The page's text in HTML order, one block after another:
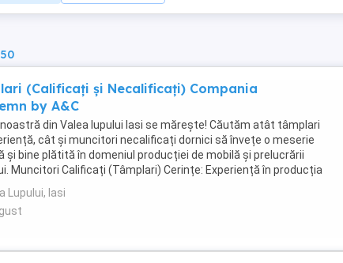
50
(Calificați și Necalificați) Compania
by A&C
noastră din Valea lupului Iasi se mărește! Căutăm atât tâmplari
cât și muncitori necalificați dornici să învețe o meserie
și bine plătită în domeniul producției de mobilă și prelucrării
Muncitori Calificați (Tâmplari) Cerințe: Experiență în producția
...
Lupului, Iasi